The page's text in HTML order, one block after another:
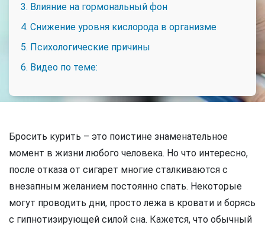
3. Влияние на гормональный фон
4. Снижение уровня кислорода в организме
5. Психологические причины
6. Видео по теме:
Бросить курить – это поистине знаменательное
момент в жизни любого человека. Но что интересно,
после отказа от сигарет многие сталкиваются с
внезапным желанием постоянно спать. Некоторые
могут проводить дни, просто лежа в кровати и борясь
с гипнотизирующей силой сна. Кажется, что обычный